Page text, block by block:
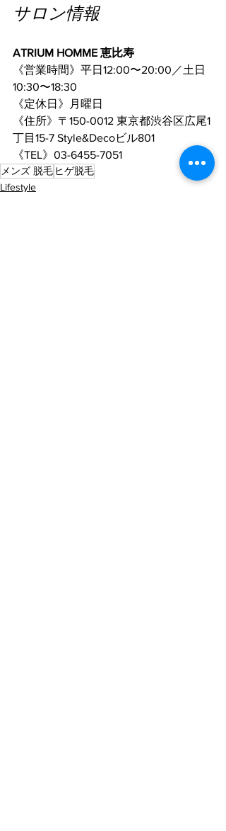
サロン情報
ATRIUM HOMME 恵比寿
《営業時間》平日12:00〜20:00／土日
10:30〜18:30
《定休日》月曜日
《住所》〒150-0012 東京都渋谷区広尾1
丁目15-7 Style&Decoビル801
《TEL》03-6455-7051
メンズ 脱毛 ヒゲ脱毛
Lifestyle